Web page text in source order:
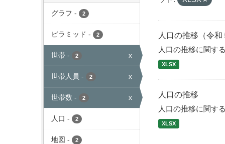
グラフ - 2
ピラミッド - 2
世帯 - 2 x
世帯人員 - 2 x
世帯数 - 2 x
人口 - 2
地図 - 2
人口の推移（令和
人口の推移に関す
XLSX
人口の推移
人口の推移に関す
XLSX